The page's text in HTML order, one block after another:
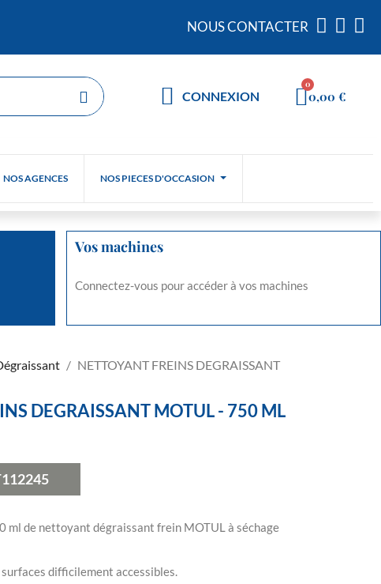
NOUS CONTACTER
CONNEXION 0,00 €
NOS AGENCES NOS PIECES D'OCCASION
Vos machines
Connectez-vous pour accéder à vos machines
NETTOYANT FREINS DEGRAISSANT
DEGRAISSANT MOTUL - 750 ML
ml de nettoyant dégraissant frein MOTUL à séchage
difficilement accessibles.